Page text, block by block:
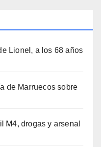
Lionel, a los 68 años
de Marruecos sobre
M4, drogas y arsenal